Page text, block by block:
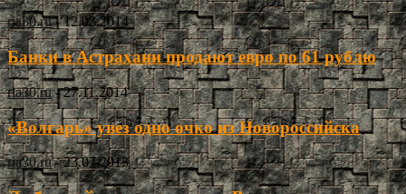
ria30.ru - 12.03.2014
Банки в Астрахани продают евро по 61 рублю
ria30.ru - 27.11.2014
«Волгарь» увез одно очко из Новороссийска
ria30.ru - 23.07.2013